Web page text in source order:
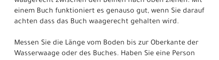
einem Buch funktioniert es genauso gut, wenn Sie darauf
achten dass das Buch waagerecht gehalten wird.
Messen Sie die Länge vom Boden bis zur Oberkante der
Wasserwaage oder des Buches. Haben Sie eine Person